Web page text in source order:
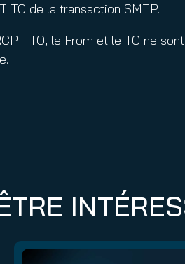
TO de la transaction SMTP.
TO, le From et le TO ne